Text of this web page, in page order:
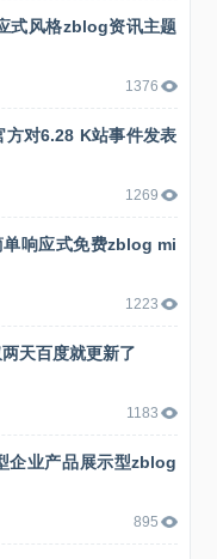
式风格zblog资讯主题
1376
方对6.28 K站事件发表
1269
响应式免费zblog mi
1223
天百度就更新了
1183
企业产品展示型zblog
895